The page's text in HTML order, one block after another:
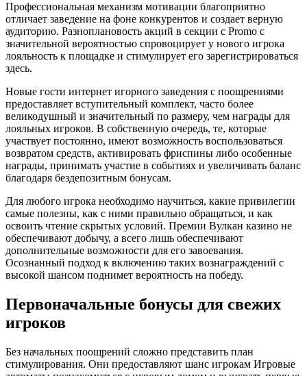
Профессиональная механизм мотивации благоприятно
отличает заведение на фоне конкурентов и создает верную
аудиторию. Разноплановость акций в секции с Promo с
значительной вероятностью спровоцирует у нового игрока
лояльность к площадке и стимулирует его зарегистрироваться
здесь.
Новые гости интернет игорного заведения с поощрениями
предоставляет вступительный комплект, часто более
великодушный и значительный по размеру, чем награды для
лояльных игроков. В собственную очередь, те, которые
участвует постоянно, имеют возможность воспользоваться
возвратом средств, активировать фриспины либо особенные
награды, принимать участие в событиях и увеличивать баланс
благодаря бездепозитным бонусам.
Для любого игрока необходимо научиться, какие привилегии
самые полезны, как с ними правильно обращаться, и как
освоить чтение скрытых условий. Премии Вулкан казино не
обеспечивают добычу, а всего лишь обеспечивают
дополнительные возможности для его завоевания.
Осознанный подход к включению таких вознаграждений с
высокой шансом поднимет вероятность на победу.
Первоначальные бонусы для свежих
игроков
Без начальных поощрений сложно представить план
стимулирования. Они предоставляют шанс игрокам Игровые